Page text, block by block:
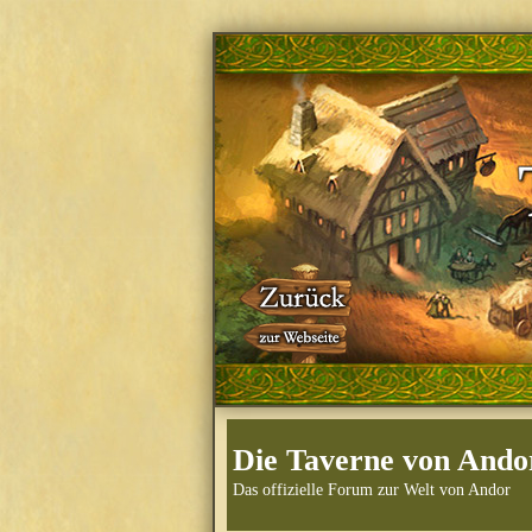
Die Taverne von
Das offizielle Forum zur Welt von Andor